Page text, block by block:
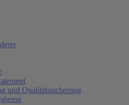
und Qualitätssicherung